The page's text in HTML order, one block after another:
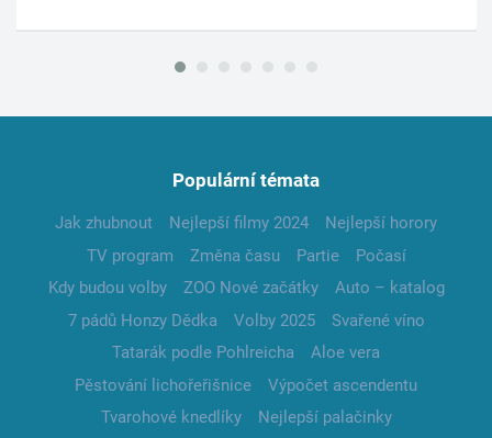
Populární témata
Jak zhubnout Nejlepší filmy 2024
Nejlepší horory
TV program
Změna času Partie
Počasí
Kdy budou volby
ZOO Nové začátky
Auto – katalog
7 pádů Honzy Dědka
Volby 2025
Svařené víno
Tatarák podle Pohlreicha
Aloe vera
Pěstování lichořeřišnice
Výpočet ascendentu
Tvarohové knedlíky
Nejlepší palačinky